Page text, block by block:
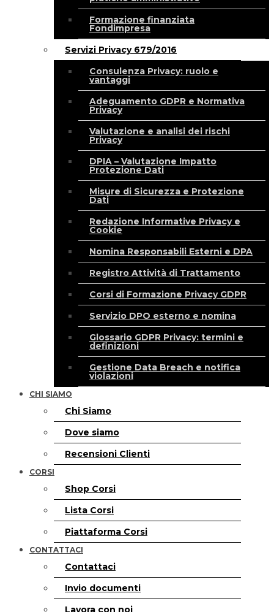
Formazione finanziata
Fondimpresa
Servizi Privacy 679/2016
Consulenza Privacy: ruolo e
vantaggi
Adeguamento GDPR e Normativa
Privacy
Valutazione e analisi dei rischi
Privacy
DPIA – Valutazione Impatto
Protezione Dati
Misure di Sicurezza e Protezione
Dati
Redazione Informative Privacy e
Cookie
Nomina Responsabili Esterni e DPA
Registro Attività di Trattamento
Corsi di Formazione Privacy GDPR
Servizio DPO esterno e nomina
Glossario GDPR Privacy: termini e
definizioni
Gestione Data Breach e notifica
violazioni
CHI SIAMO
Chi Siamo
Dove siamo
Recensioni Clienti
CORSI
Shop Corsi
Lista Corsi
Piattaforma Corsi
CONTATTACI
Contattaci
Invio documenti
Lavora con noi